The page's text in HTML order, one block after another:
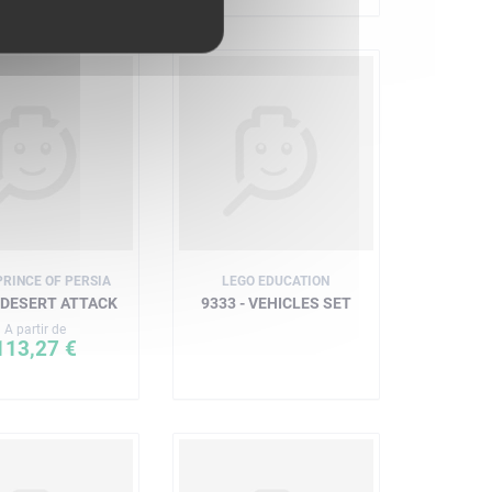
OF PERSIA
ATTACK
A partir de
€
LEGO EDUCATION
9333 - VEHICLES SET